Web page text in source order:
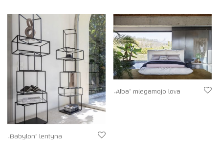
„Babylon” lentyna
„Alba” miegamojo lova